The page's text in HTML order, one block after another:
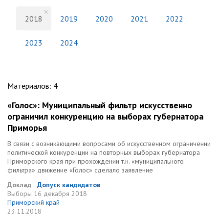
2018 2019 2020 2021 2022
2023 2024
Материалов: 4
«Голос»: Муниципальный фильтр искусственно
ограничил конкуренцию на выборах губернатора
Приморья
В связи с возникающими вопросами об искусственном ограничении
политической конкуренции на повторных выборах губернатора
Приморского края при прохождении т.н. «муниципального
фильтра» движение «Голос» сделало заявление
Доклад
Допуск кандидатов
Выборы 16 декабря 2018
Приморский край
23.11.2018